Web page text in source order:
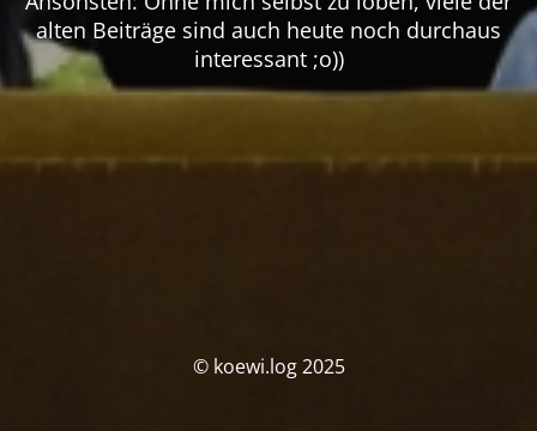
alten Beiträge sind auch heute noch durchaus
interessant ;o))
© koewi.log 2025